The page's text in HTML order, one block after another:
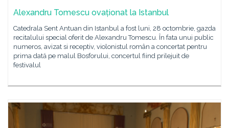
Alexandru Tomescu ovaționat la Istanbul
Catedrala Sent Antuan din Istanbul a fost luni, 28 octombrie, gazda
recitalului special oferit de Alexandru Tomescu. În fata unui public
numeros, avizat si receptiv, violonistul român a concertat pentru
prima dată pe malul Bosforului, concertul fiind prilejuit de
festivalul